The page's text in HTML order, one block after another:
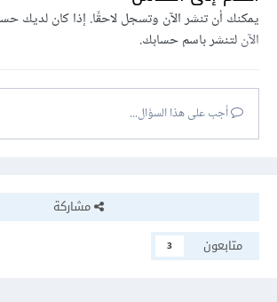
يمكنك أن تنشر الآن وتسجل لاحقًا. إذا كان لديك
الآنلتنشر باسم حسابك.
أجب على هذا السؤال...
مشاركة
متابعون
3